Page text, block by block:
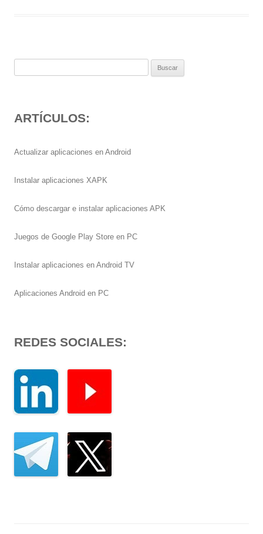
ARTÍCULOS:
Actualizar aplicaciones en Android
Instalar aplicaciones XAPK
Cómo descargar e instalar aplicaciones APK
Juegos de Google Play Store en PC
Instalar aplicaciones en Android TV
Aplicaciones Android en PC
REDES SOCIALES: